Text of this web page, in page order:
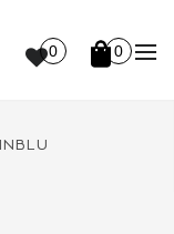
0 0
INBLU